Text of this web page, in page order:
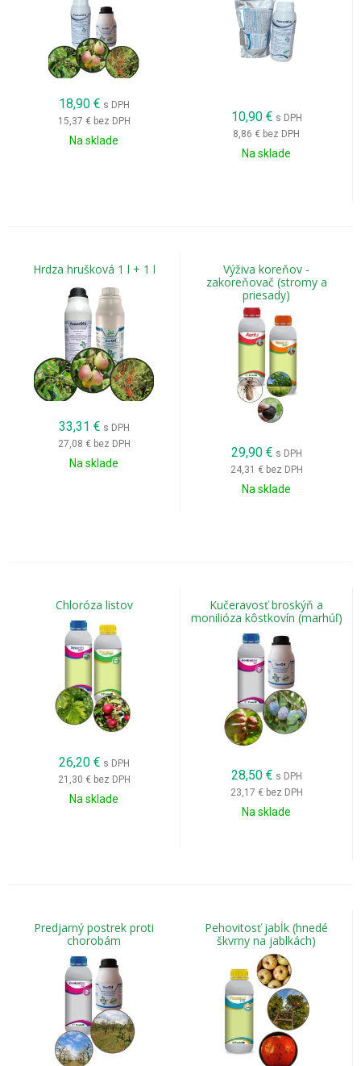
18,90 € s DPH
15,37 € bez DPH
Na sklade
10,90 € s DPH
8,86 € bez DPH
Na sklade
Hrdza hrušková 1 l + 1 l
33,31 € s DPH
27,08 € bez DPH
Na sklade
Výživa koreňov -
zakoreňovač (stromy a
priesady)
29,90 € s DPH
24,31 € bez DPH
Na sklade
Chloróza listov
26,20 € s DPH
21,30 € bez DPH
Na sklade
Kučeravosť broskýň a
monilióza kôstkovín (marhúľ)
28,50 € s DPH
23,17 € bez DPH
Na sklade
Predjarný postrek proti
chorobám
Pehovitosť jabĺk (hnedé
škvrny na jablkách)